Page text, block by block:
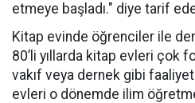
etmeye başladı." diye tarif
Kitap evinde öğrenciler ile
80’li yıllarda kitap evleri çok
vakıf veya dernek gibi
evleri o dönemde ilim